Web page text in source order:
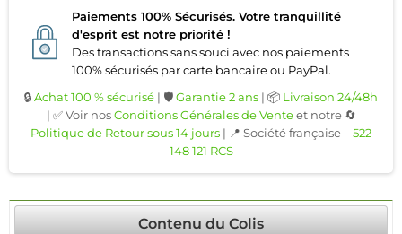
Paiements 100% Sécurisés. Votre tranquillité
d'esprit est notre priorité !
Des transactions sans souci avec nos paiements
100% sécurisés par carte bancaire ou PayPal.
🔒 Achat 100 % sécurisé | 🛡️Garantie 2 ans | 📦 Livraison 24/48h
| ✅ Voir nosConditions Générales de Venteet notre 🔄
Politique de Retour sous 14 jours | 📍 Société française –522
148 121 RCS
Contenu du Colis